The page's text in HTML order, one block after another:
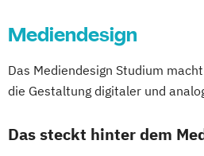
Mediendesign
Das Mediendesign Studium
die Gestaltung digitaler und
Das steckt hinter dem